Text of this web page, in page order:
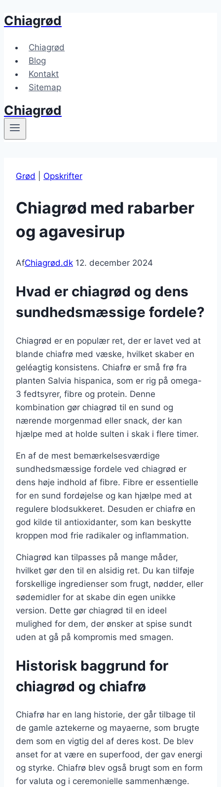
Fortsæt
indhold
Chiagrød
Chiagrød
Blog
Kontakt
Sitemap
Chiagrød
Grød Opskrifter
Chiagrød med rabarber
og agavesirup
AfChiagrød.dk 12. december 2024
Hvad er chiagrød og dens
sundhedsmæssige fordele?
Chiagrød er en populær ret, der er lavet ved at
blande chiafrø med væske, hvilket skaber en
geléagtig konsistens. Chiafrø er små frø fra
planten Salvia hispanica, som er rig på omega-
3 fedtsyrer, fibre og protein. Denne
kombination gør chiagrød til en sund og
nærende morgenmad eller snack, der kan
hjælpe med at holde sulten i skak i flere timer.
En af de mest bemærkelsesværdige
sundhedsmæssige fordele ved chiagrød er
dens høje indhold af fibre. Fibre er essentielle
for en sund fordøjelse og kan hjælpe med at
regulere blodsukkeret. Desuden er chiafrø en
god kilde til antioxidanter, som kan beskytte
kroppen mod frie radikaler og inflammation.
Chiagrød kan tilpasses på mange måder,
hvilket gør den til en alsidig ret. Du kan tilføje
forskellige ingredienser som frugt, nødder, eller
sødemidler for at skabe din egen unikke
version. Dette gør chiagrød til en ideel
mulighed for dem, der ønsker at spise sundt
uden at gå på kompromis med smagen.
Historisk baggrund for
chiagrød og chiafrø
Chiafrø har en lang historie, der går tilbage til
de gamle aztekerne og mayaerne, som brugte
dem som en vigtig del af deres kost. De blev
anset for at være en superfood, der gav energi
og styrke. Chiafrø blev også brugt som en form
for valuta og i ceremonielle sammenhænge.